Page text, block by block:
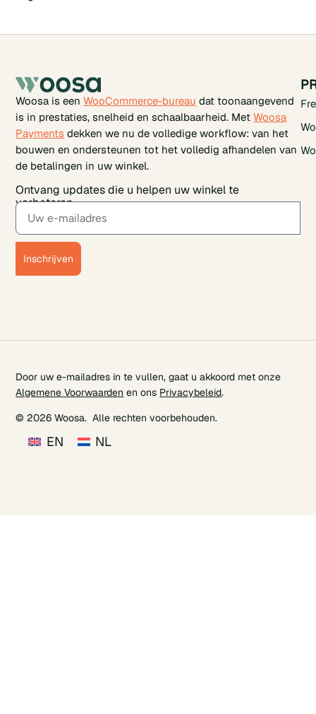
Woosa is eenWooCommerce-bureau dat toonaangevend
is in prestaties, snelheid en schaalbaarheid. MetWoosa
Payments dekken we nu de volledige workflow: van het
bouwen en ondersteunen tot het volledig afhandelen van
de betalingen in uw winkel.
Ontvang updates die u helpen uw winkel te
verbeteren.
Inschrijven
Door uw e-mailadres in te vullen, gaat u akkoord met onze
Algemene Voorwaarden en ons Privacybeleid.
© 2026 Woosa. Alle rechten voorbehouden.
EN NL